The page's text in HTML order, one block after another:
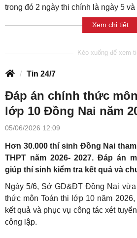
trong đó 2 ngày thi chính là ngày 5 và
Xem chi tiết
Tin 24/7
Đáp án chính thức
lớp 10 Đồng Nai năm
05/06/2026 12:09
Hơn 30.000 thí sinh Đồng Nai
THPT năm 2026- 2027. Đáp án
giúp thí sinh kiểm tra kết quả và
Ngày 5/6, Sở GD&ĐT Đồng Nai
thức môn Toán thi lớp 10 năm
kết quả và phục vụ công tác xét
công lập.